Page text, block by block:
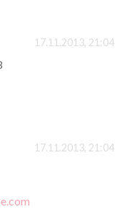
17.11.2013, 21:04
17.11.2013, 21:04